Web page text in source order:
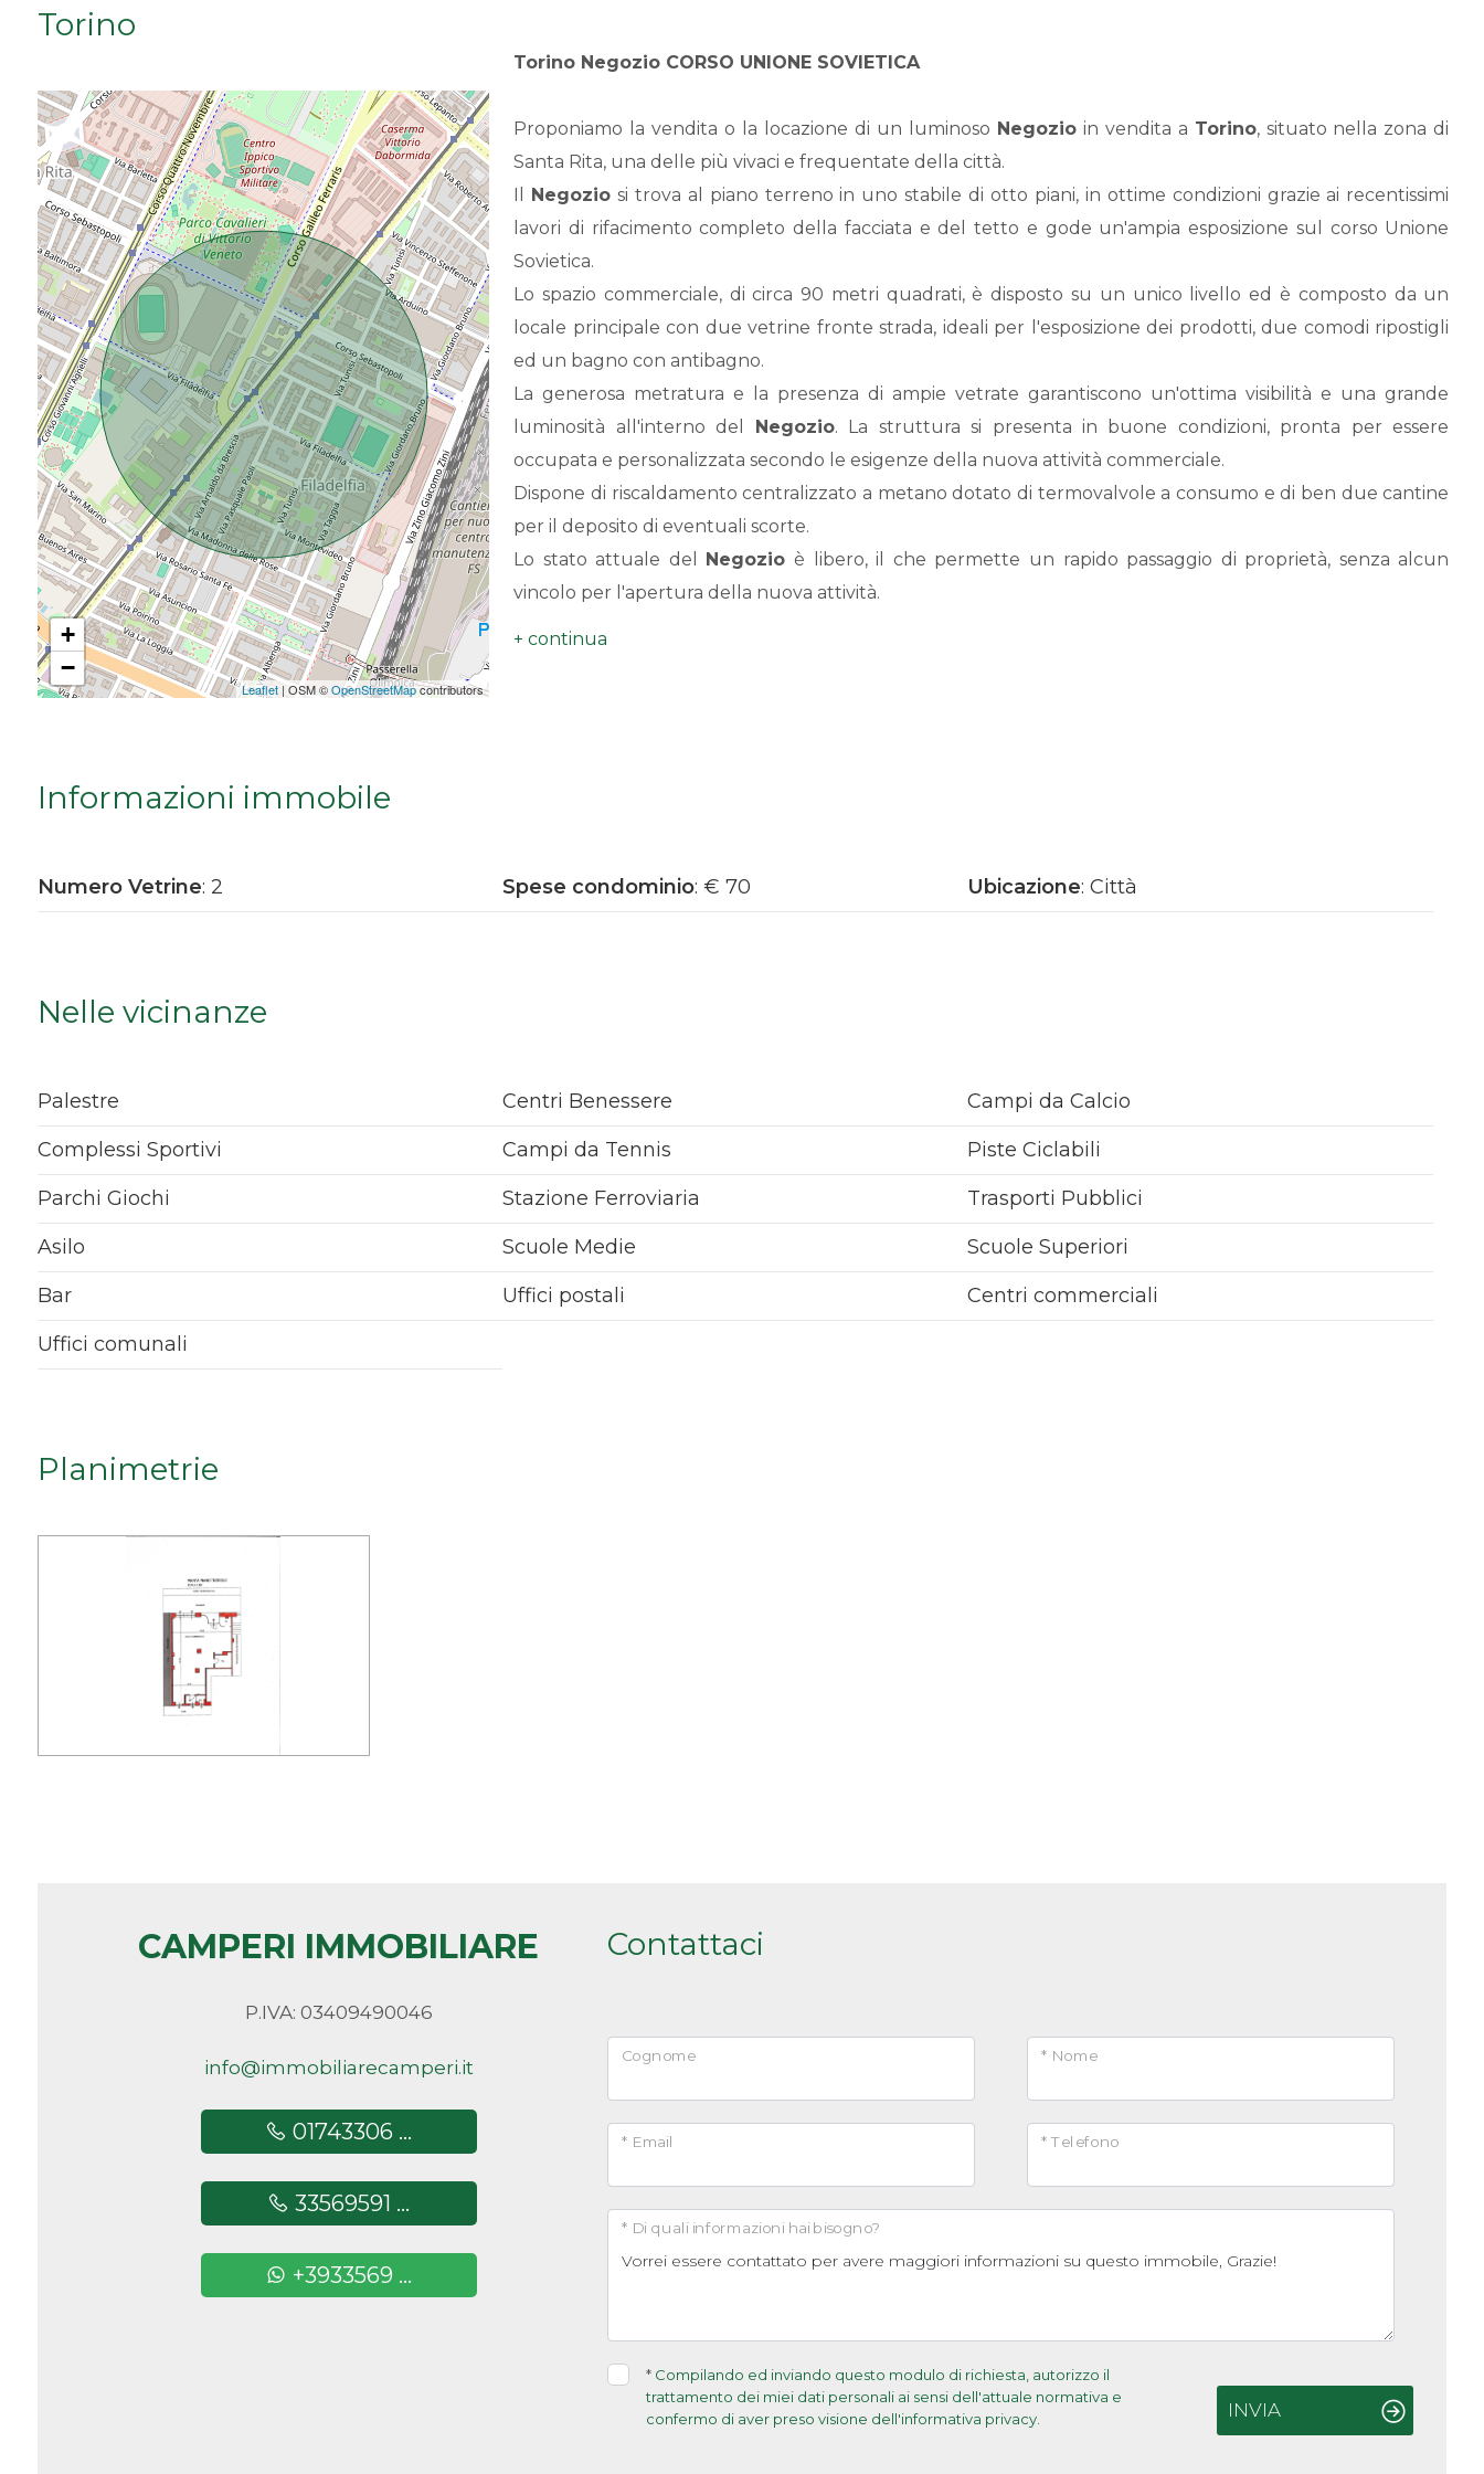
Torino
+
−
Leaflet | OSM ©OpenStreetMapcontributors
Torino Negozio CORSO UNIONE SOVIETICA
Proponiamo la vendita o la locazione di un luminoso Negozioin vendita a Torino, situato nella zona di
Santa Rita, una delle più vivaci e frequentate della città.
Il Negozio si trova al piano terreno in uno stabile di otto piani, in ottime condizioni grazie ai recentissimi
lavori di rifacimento completo della facciata e del tetto e gode un'ampia esposizione sul corso Unione
Sovietica.
Lo spazio commerciale, di circa 90 metri quadrati, è disposto su un unico livello ed è composto da un
locale principale con due vetrine fronte strada, ideali per l'esposizione dei prodotti, due comodi ripostigli
ed un bagno con antibagno.
La generosa metratura e la presenza di ampie vetrate garantiscono un'ottima visibilità e una grande
luminosità all'interno del Negozio. La struttura si presenta in buone condizioni, pronta per essere
occupata e personalizzata secondo le esigenze della nuova attività commerciale.
Dispone di riscaldamento centralizzato a metano dotato di termovalvole a consumo e di ben due cantine
per il deposito di eventuali scorte.
Lo stato attuale del Negozio è libero, il che permette un rapido passaggio di proprietà, senza alcun
vincolo per l'apertura della nuova attività.
Ideale per chi desidera avviare una nuova attività commerciale in una zona strategica e di forte passaggio,
Informazioni immobile
Numero Vetrine: 2 Spese condominio: € 70 Ubicazione: Città
Nelle vicinanze
Palestre Centri Benessere
Campi da Calcio
Complessi Sportivi
Campi da Tennis
Piste Ciclabili
Parchi Giochi
Stazione Ferroviaria
Trasporti Pubblici
Asilo
Scuole Medie
Scuole Superiori
Bar
Uffici postali
Centri commerciali
Uffici comunali
Planimetrie
CAMPERI IMMOBILIARE
P.IVA: 03409490046
info@immobiliarecamperi.it
01743306 ...
33569591 ...
+3933569 ...
Contattaci
* Nome
Cognome
* Telefono
* Email
* Di quali informazioni hai bisogno?
* Compilando ed inviando questo modulo di richiesta, autorizzo il
trattamento dei miei dati personali ai sensi dell'attuale normativa e
confermo di aver preso visione dell'informativa privacy.
INVIA
Da € 50.000 a € 100.000
Da € 100.000 a € 200.000
Da € 200.000 a € 400.000
Da € 400.000 a € 600.000
Da € 600.000 a € 800.000
Da € 800.000 a € 1.000.000
Da € 1.000.000 a € 2.000.000
Da € 2.000.000 a € 5.000.000
Da € 5.000.000 a € 10.000.000
Oltre € 10.000.000
Totale
Qualsiasi
2
3
4
5
Bagni
3